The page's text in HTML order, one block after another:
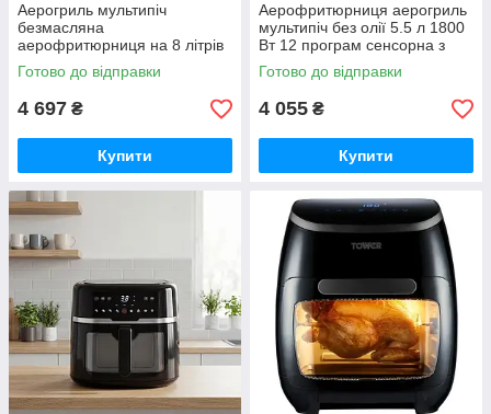
Аерогриль мультипіч
безмасляна
аерофритюрниця на 8 літрів
з WiFi
Готово до відправки
4 697 ₴
Купити
Аерофритюрниця аерогриль
мультипіч без олії 5.5 л 1800
Вт 12 програм сенсорна з
дисплеєм 80–200°C (04121)
Готово до відправки
4 055 ₴
Купити